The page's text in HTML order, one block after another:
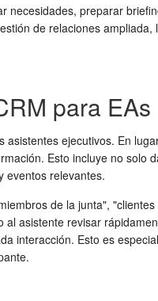
preparar
de relaciones
para EAs
ejecutivos. En
Esto incluye no solo
eventos relevantes.
de la junta",
asistente revisar
interacción. Esto es